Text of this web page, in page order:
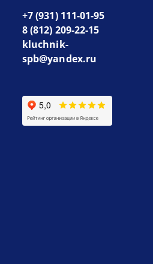
+7 (931) 111-01-95
8 (812) 209-22-15
kluchnik-
spb@yandex.ru